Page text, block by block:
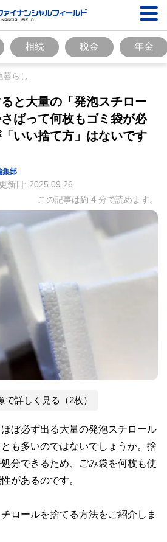
相続 税金 年金
らし
と大量の「発泡スチロー
ばって何枚もゴミ袋が必
いい捨て方」はないです
集部
更新日: 2025.09.26
この記事は約 4 分で読めます。
で詳しく見る（2枚）
ぼ必ず出る大量の発泡スチロール
も多いのではないでしょうか。捨
分できるため、ごみ袋を何枚も使
があるのです。
ロールを捨てる方法をご紹介しま